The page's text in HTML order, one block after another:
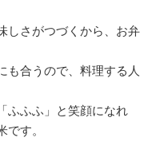
しさがつづくから、お弁
も合うので、料理する人
ふふふ」と笑顔になれ
す。